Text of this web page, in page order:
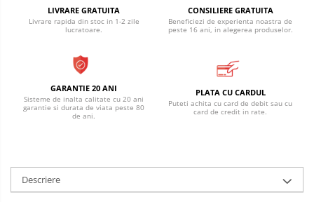
LIVRARE GRATUITA
Livrare rapida din stoc in 1-2 zile
lucratoare.
CONSILIERE GRATUITA
Beneficiezi de experienta noastra de
peste 16 ani, in alegerea produselor.
GARANTIE 20 ANI
Sisteme de inalta calitate cu 20 ani
garantie si durata de viata peste 80
de ani.
PLATA CU CARDUL
Puteti achita cu card de debit sau cu
card de credit in rate.
Descriere